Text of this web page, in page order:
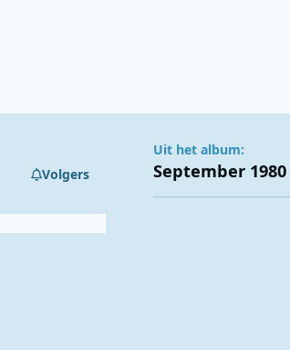
Volgers
Uit het album:
September 1980